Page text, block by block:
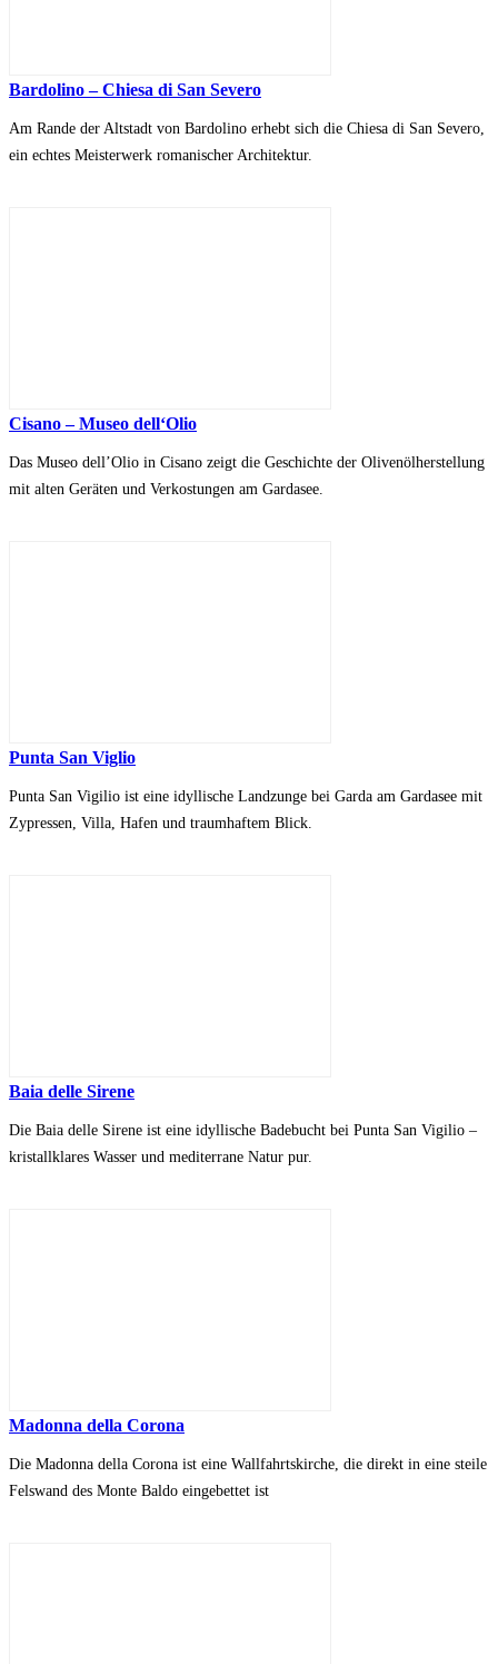
Bardolino – Chiesa di San Severo
Am Rande der Altstadt von Bardolino erhebt sich die Chiesa di San Severo,
ein echtes Meisterwerk romanischer Architektur.
Cisano – Museo dell‘Olio
Das Museo dell’Olio in Cisano zeigt die Geschichte der Olivenölherstellung
mit alten Geräten und Verkostungen am Gardasee.
Punta San Viglio
Punta San Vigilio ist eine idyllische Landzunge bei Garda am Gardasee mit
Zypressen, Villa, Hafen und traumhaftem Blick.
Baia delle Sirene
Die Baia delle Sirene ist eine idyllische Badebucht bei Punta San Vigilio –
kristallklares Wasser und mediterrane Natur pur.
Madonna della Corona
Die Madonna della Corona ist eine Wallfahrtskirche, die direkt in eine steile
Felswand des Monte Baldo eingebettet ist